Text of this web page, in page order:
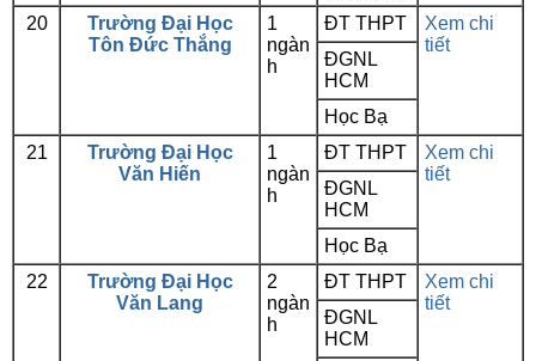
20
Trường Đại Học
Tôn Đức Thắng
1
ngàn
h
ĐT THPT
Xem chi
tiết
ĐGNL
HCM
Học Bạ
21
Trường Đại Học
Văn Hiến
1
ngàn
h
ĐT THPT
Xem chi
tiết
ĐGNL
HCM
Học Bạ
22
Trường Đại Học
Văn Lang
2
ngàn
h
ĐT THPT
Xem chi
tiết
ĐGNL
HCM